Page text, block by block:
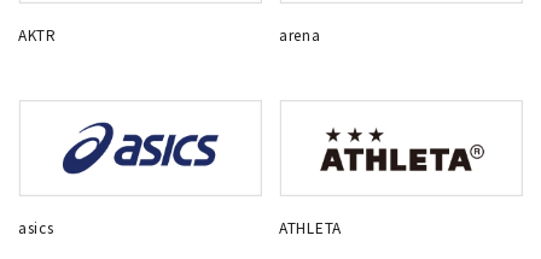
AKTR arena
asics ATHLETA